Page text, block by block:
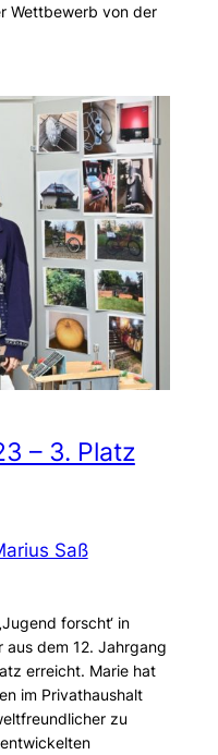
Wettbewerb von der
– 3. Platz
Saß
forscht‘ in
aus dem 12. Jahrgang
erreicht. Marie hat
im Privathaushalt
zu